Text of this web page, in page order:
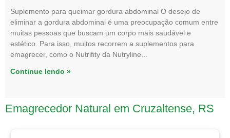
Suplemento para queimar gordura abdominal O desejo de
eliminar a gordura abdominal é uma preocupação comum entre
muitas pessoas que buscam um corpo mais saudável e
estético. Para isso, muitos recorrem a suplementos para
emagrecer, como o Nutrifity da Nutryline
Continue lendo »
Emagrecedor Natural em Cruzaltense, RS